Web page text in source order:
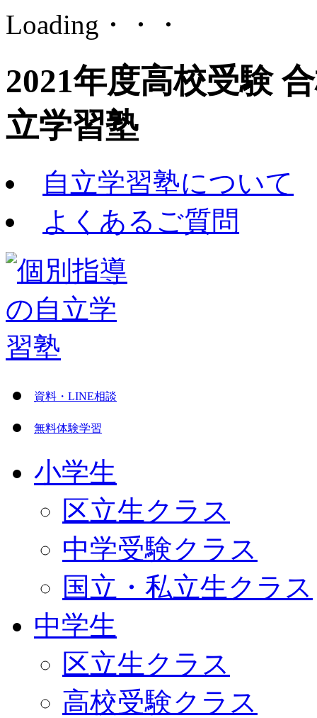
Loading・・・
2021年度高校受験
立学習塾
自立学習塾について
よくあるご質問
資料・LINE相談
無料体験学習
小学生
区立生クラス
中学受験クラス
国立・私立生クラス
中学生
区立生クラス
高校受験クラス